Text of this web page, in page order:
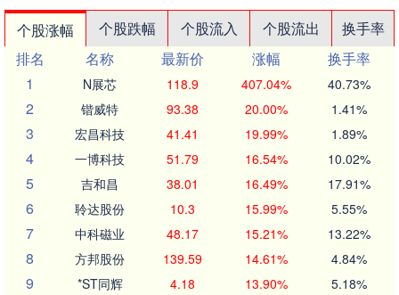
个股涨幅 个股跌幅 个股流入 个股流出
换手率
排名
名称 最新价 涨幅
换手率
1
N展芯 118.9 407.04% 40.73%
2 锴威特 93.38 20.00% 1.41%
3 宏昌科技 41.41 19.99% 1.89%
4 一博科技 51.79 16.54% 10.02%
5 吉和昌 38.01 16.49% 17.91%
6 聆达股份 10.3 15.99% 5.55%
7 中科磁业 48.17 15.21% 13.22%
8 方邦股份 139.59 14.61% 4.84%
9 *ST同辉 4.18 13.90% 5.18%